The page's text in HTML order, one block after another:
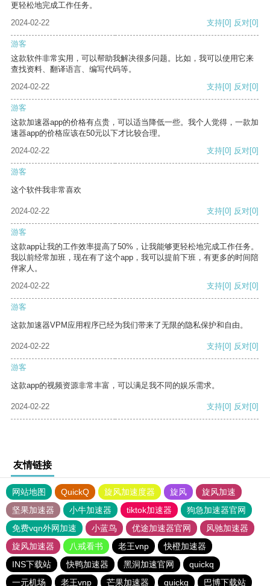
更轻松地完成工作任务。
2024-02-22
支持[0] 反对[0]
游客
这款软件非常实用，可以帮助我解决很多问题。比如，我可以使用它来
查找资料、翻译语言、编写代码等。
2024-02-22
支持[0] 反对[0]
游客
这款加速器app的价格有点贵，可以适当降低一些。我个人觉得，一款加
速器app的价格应该在50元以下才比较合理。
2024-02-22
支持[0] 反对[0]
游客
这个软件我非常喜欢
2024-02-22 支持[0] 反对[0]
游客
这款app让我的工作效率提高了50%，让我能够更轻松地完成工作任务。
我以前经常加班，现在有了这个app，我可以提前下班，有更多的时间陪
伴家人。
2024-02-22
支持[0] 反对[0]
游客
这款加速器VPM应用程序已经为我们带来了无限的隐私保护和自由。
2024-02-22 支持[0] 反对[0]
游客
这款app的视频资源非常丰富，可以满足我不同的娱乐需求。
2024-02-22 支持[0] 反对[0]
友情链接
网站地图 QuickQ 旋风加速度器 旋风
旋风加速
坚果加速器
小牛加速器 tiktok加速器
狗急加速器官网
免费vqn外网加速
小蓝鸟 优途加速器官网
风驰加速器
旋风加速器
八戒看书 老王vnp
快橙加速器
INS下载站
快鸭加速器 黑洞加速官网
quickq
一元机场
老王vnp 芒果加速器 quickq 巴博下载站